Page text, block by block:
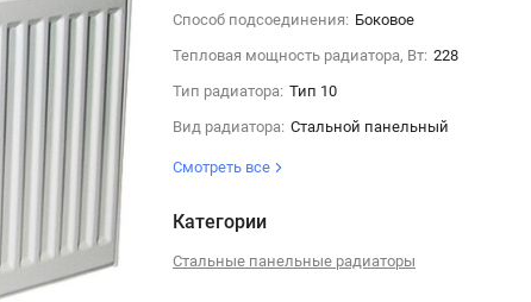
Способ подсоединения: Боковое
Тепловая мощность радиатора, Вт: 228
Тип радиатора: Тип 10
Вид радиатора: Стальной панельный
Смотреть все
Категории
Стальные панельные радиаторы